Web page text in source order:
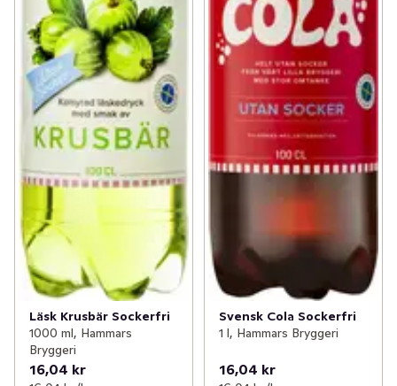
Läsk Krusbär Sockerfri
1000 ml, Hammars
Bryggeri
16,04 kr
Svensk Cola Sockerfri
1 l, Hammars Bryggeri
16,04 kr